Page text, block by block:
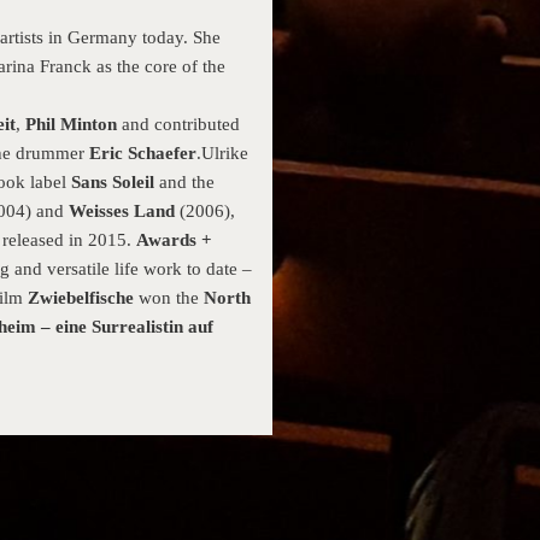
in Germany today. She
Franck as the core of the
, Phil Minton and contributed
drummer Eric Schaefer.Ulrike
label Sans Soleil and the
and Weisses Land (2006),
in 2015. Awards +
and versatile life work to date –
Zwiebelfische won the North
– eine Surrealistin auf